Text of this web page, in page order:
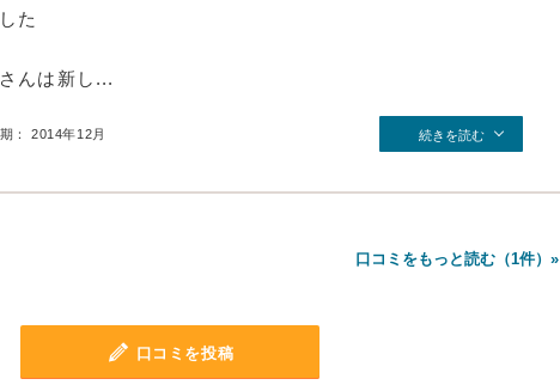
た
んは新し...
： 2014年12月 続きを読む
口コミをもっと読む（1件）»
口コミを投稿